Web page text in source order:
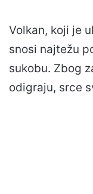
Volkan, koji je
snosi najtežu
sukobu. Zbog
odigraju, srce